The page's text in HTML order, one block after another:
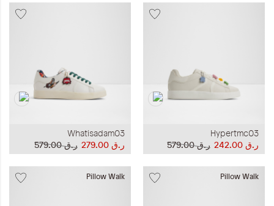
Hypertmc03
ر.ق‏ 579.00
ر.ق‏ 242.00
Whatisadam03
ر.ق‏ 579.00
ر.ق‏ 279.00
Pillow Walk
Pillow Walk